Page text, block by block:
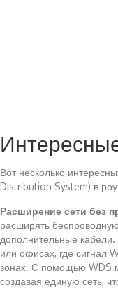
Вот несколько
Distribution System) в
Расширение сети без
расширять
дополнительные
или офисах, где сигнал
зонах. С помощью WDS
создавая единую сеть,